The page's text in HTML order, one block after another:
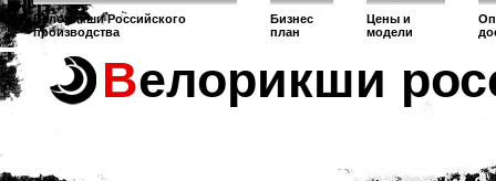
Велорикши Российского
производства
Бизнес
план
Цены и
модели
Велорикши